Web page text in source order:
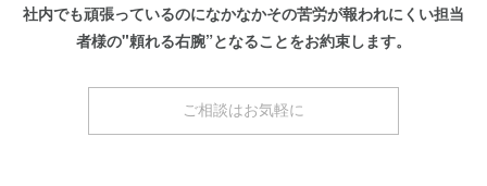
社内でも頑張っているのになかなかその苦労が報われにくい担当
者様の"頼れる右腕”となることをお約束します。
ご相談はお気軽に